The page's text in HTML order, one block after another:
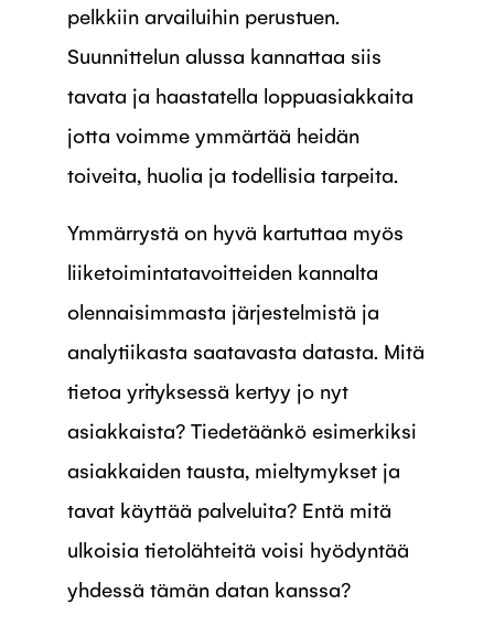
pelkkiin arvailuihin perustuen.
Suunnittelun alussa kannattaa siis
tavata ja haastatella loppuasiakkaita
jotta voimme ymmärtää heidän
toiveita, huolia ja todellisia tarpeita.
Ymmärrystä on hyvä kartuttaa myös
liiketoimintatavoitteiden kannalta
olennaisimmasta järjestelmistä ja
analytiikasta saatavasta datasta. Mitä
tietoa yrityksessä kertyy jo nyt
asiakkaista? Tiedetäänkö esimerkiksi
asiakkaiden tausta, mieltymykset ja
tavat käyttää palveluita? Entä mitä
ulkoisia tietolähteitä voisi hyödyntää
yhdessä tämän datan kanssa?